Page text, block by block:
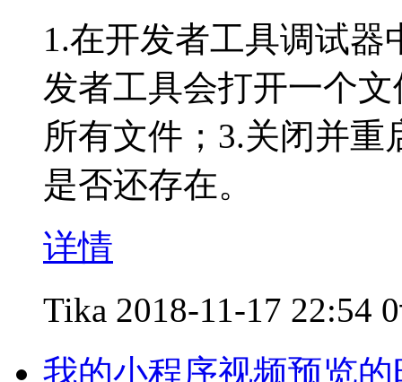
1.在开发者工具调试器
发者工具会打开一个
所有文件；3.关闭并
是否还存在。
详情
Tika 2018-11-17 22:54
我的小程序视频预览